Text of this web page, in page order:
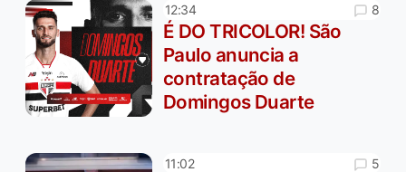
12:34 8
É DO TRICOLOR! São
Paulo anuncia a
contratação de
Domingos Duarte
11:02 5